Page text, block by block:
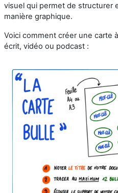
visuel qui permet de structurer
manière graphique.
Voici comment créer une carte
écrit, vidéo ou podcast :